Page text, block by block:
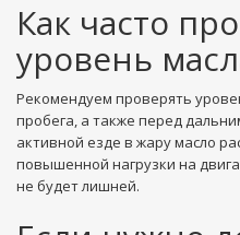
Как часто
уровень
Рекомендуем проверять
пробега, а также перед
активной езде в жару масло
повышенной нагрузки на
не будет лишней.